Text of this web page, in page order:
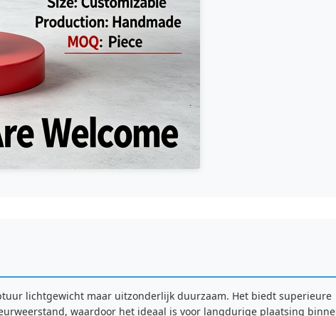
lichtgewicht maar uitzonderlijk duurzaam. Het biedt superieure
waardoor het ideaal is voor langdurige plaatsing